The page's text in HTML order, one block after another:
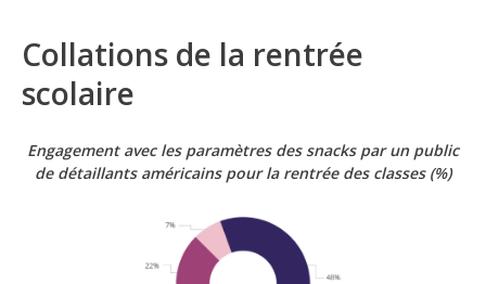
Collations de la rentrée
scolaire
Engagement avec les paramètres des snacks par un public
de détaillants américains pour la rentrée des classes (%)